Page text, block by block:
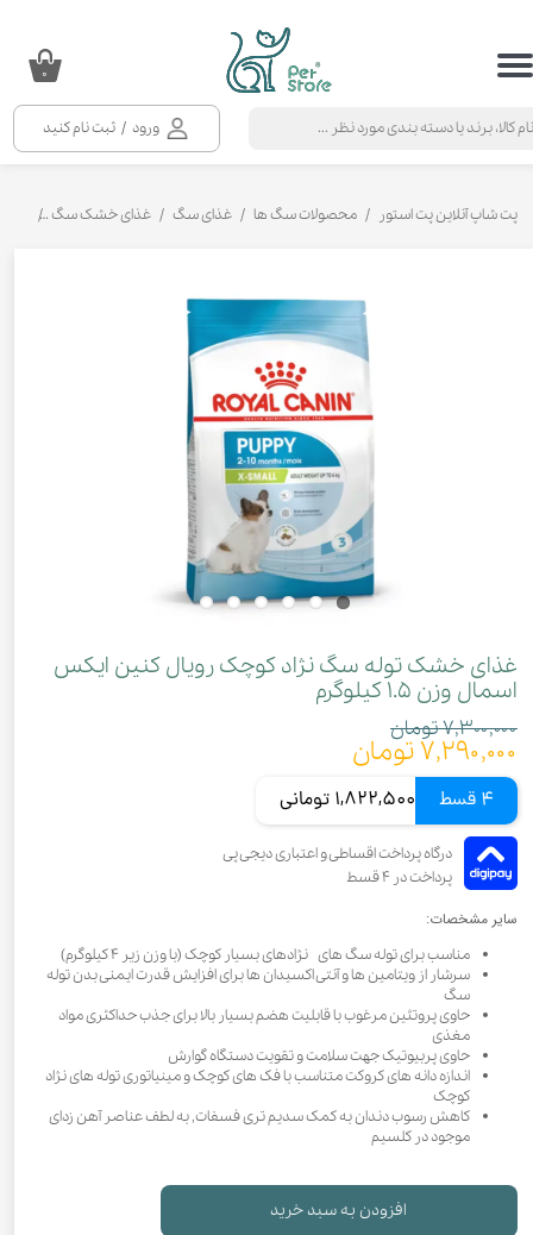
ورود / ثبت نام کنید
حساب کاربری من
خروج از حساب کاربری
۰
پت شاپ آنلاین پت استور محصولات سگ ها غذای سگ غذای خشک سگ
غذای خشک توله سگ نژاد کوچک رویال کنین ایکس
اسمال وزن ۱.۵ کیلوگرم
۷,۳۰۰,۰۰۰ تومان
۷,۲۹۰,۰۰۰ تومان
4 قسط 1,822,500 تومانی
سایر مشخصات:
مناسب برای توله سگ های نژادهای بسیار کوچک (با وزن زیر ۴ کیلوگرم)
سرشار از ویتامین ها و آنتی اکسیدان ها برای افزایش قدرت ایمنی بدن توله
سگ
حاوی پروتئین مرغوب با قابلیت هضم بسیار بالا برای جذب حداکثری مواد
مغذی
حاوی پربیوتیک جهت سلامت و تقویت دستگاه گوارش
اندازه دانه های کروکت متناسب با فک های کوچک و مینیاتوری توله های نژاد
کوچک
کاهش رسوب دندان به کمک سدیم تری فسفات, به لطف عناصر آهن زدای
موجود در کلسیم
افزودن به سبد خرید